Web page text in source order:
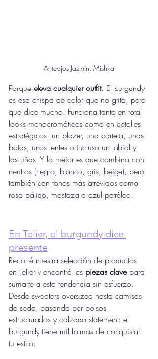
Anteojos Jazmin, Mishka
Porque eleva cualquier outfit. El burgundy
es esa chispa de color que no grita, pero
que dice mucho. Funciona tanto en total
looks monocromáticos como en detalles
estratégicos: un blazer, una cartera, unas
botas, unos lentes o incluso un labial y
las uñas. Y lo mejor es que combina con
neutros (negro, blanco, gris, beige), pero
también con tonos más atrevidos como
rosa pálido, mostaza o azul petróleo.
En Telier, el burgundy dice
presente
Recorré nuestra selección de productos
en Telier y encontrá las piezas clave para
sumarte a esta tendencia sin esfuerzo.
Desde sweaters oversized hasta camisas
de seda, pasando por bolsos
estructurados y calzado statement: el
burgundy tiene mil formas de conquistar
tu estilo.